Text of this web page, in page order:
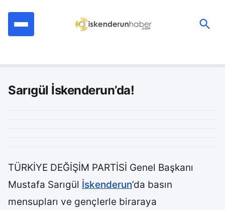
Sarıgül İskenderun’da!
TÜRKİYE DEĞİŞİM PARTİSİ Genel Başkanı
Mustafa Sarıgül İskenderun’da basın
mensupları ve gençlerle biraraya